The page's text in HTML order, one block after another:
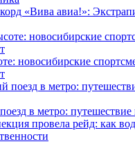
«Вива авиа!»:
новосибирские
в метро: